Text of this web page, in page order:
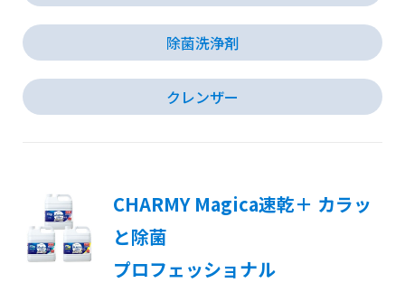
SDSダウンロード
オンラインストア
除菌洗浄剤
クレンザー
CHARMY Magica速乾＋ カラッ
と除菌
プロフェッショナル